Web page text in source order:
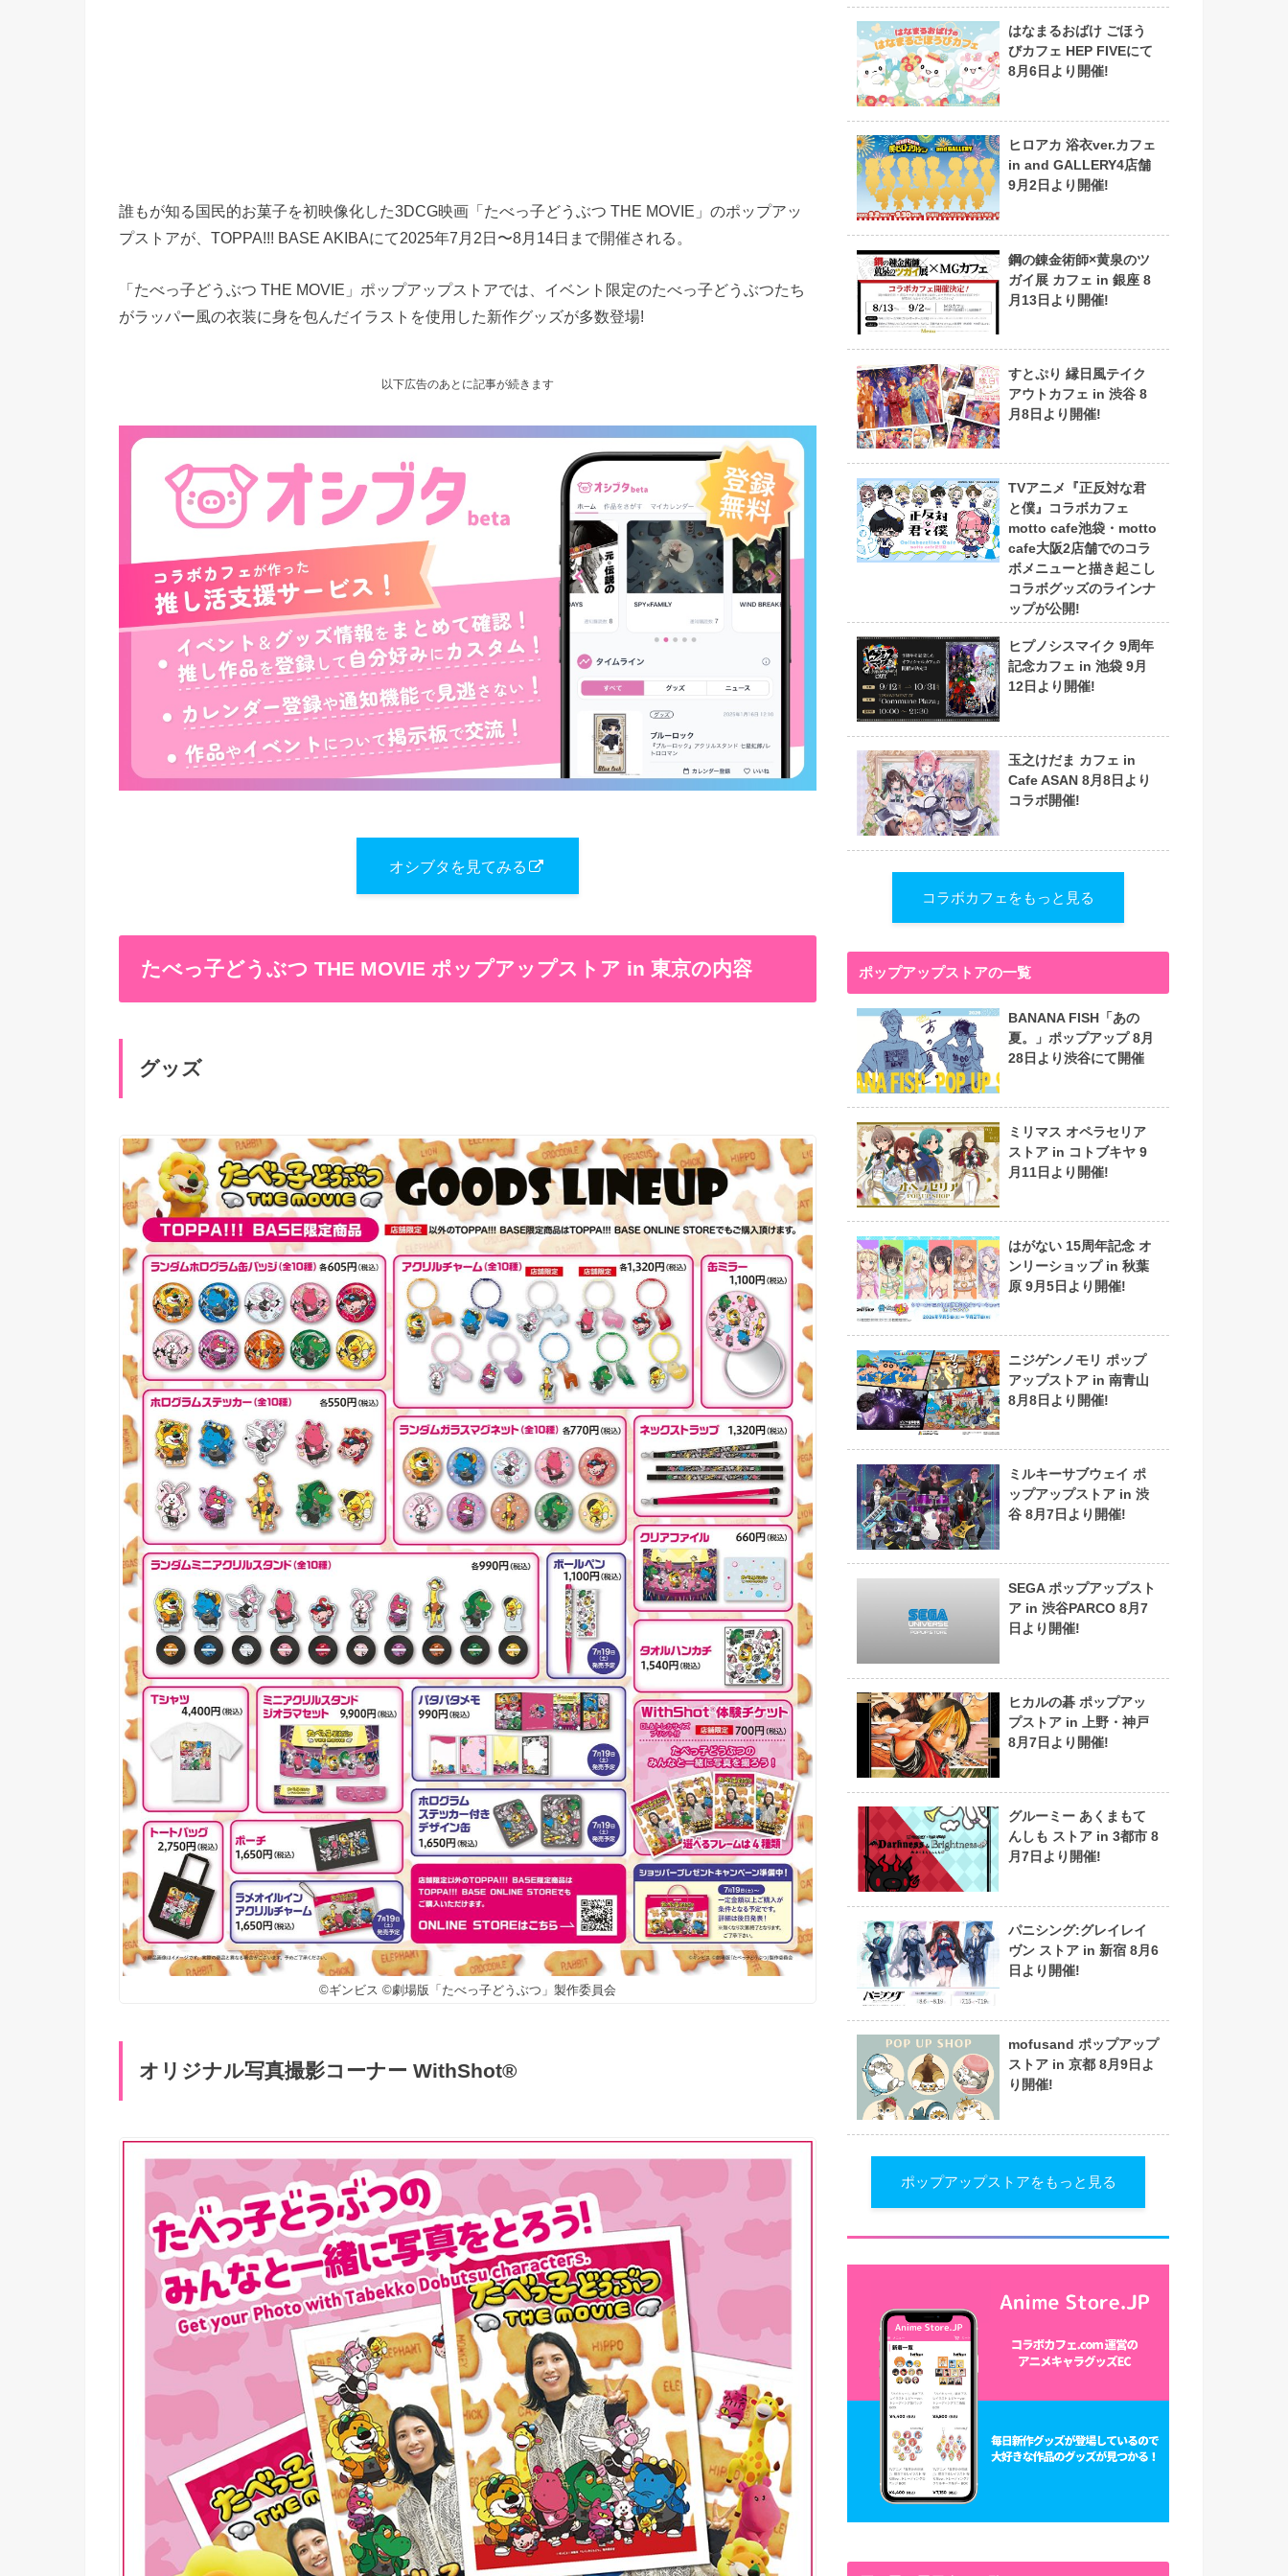
誰もが知る国民的お菓子を初映像化した3DCG映画「たべっ子どうぶつ THE MOVIE」のポップアッ
プストアが、TOPPA!!! BASE AKIBAにて2025年7月2日〜8月14日まで開催される。
「たべっ子どうぶつ THE MOVIE」ポップアップストアでは、イベント限定のたべっ子どうぶつたち
がラッパー風の衣装に身を包んだイラストを使用した新作グッズが多数登場!
以下広告のあとに記事が続きます
オシブタを見てみる
たべっ子どうぶつ THE MOVIE ポップアップストア in 東京の内容
グッズ
©ギンビス ©劇場版「たべっ子どうぶつ」製作委員会
オリジナル写真撮影コーナー WithShot®
はなまるおばけ ごほう
びカフェ HEP FIVEにて
8月6日より開催!
ヒロアカ 浴衣ver.カフェ
in and GALLERY4店舗
9月2日より開催!
鋼の錬金術師×黄泉のツ
ガイ展 カフェ in 銀座 8
月13日より開催!
すとぷり 縁日風テイク
アウトカフェ in 渋谷 8
月8日より開催!
TVアニメ『正反対な君
と僕』コラボカフェ
motto cafe池袋・motto
cafe大阪2店舗でのコラ
ボメニューと描き起こし
コラボグッズのラインナ
ップが公開!
ヒプノシスマイク 9周年
記念カフェ in 池袋 9月
12日より開催!
玉之けだま カフェ in
Cafe ASAN 8月8日より
コラボ開催!
コラボカフェをもっと見る
ポップアップストアの一覧
BANANA FISH「あの
夏。」ポップアップ 8月
28日より渋谷にて開催
ミリマス オペラセリア
ストア in コトブキヤ 9
月11日より開催!
はがない 15周年記念 オ
ンリーショップ in 秋葉
原 9月5日より開催!
ニジゲンノモリ ポップ
アップストア in 南青山
8月8日より開催!
ミルキーサブウェイ ポ
ップアップストア in 渋
谷 8月7日より開催!
SEGA ポップアップスト
ア in 渋谷PARCO 8月7
日より開催!
ヒカルの碁 ポップアッ
プストア in 上野・神戸
8月7日より開催!
グルーミー あくまもて
んしも ストア in 3都市 8
月7日より開催!
パニシング:グレイレイ
ヴン ストア in 新宿 8月6
日より開催!
mofusand ポップアップ
ストア in 京都 8月9日よ
り開催!
ポップアップストアをもっと見る